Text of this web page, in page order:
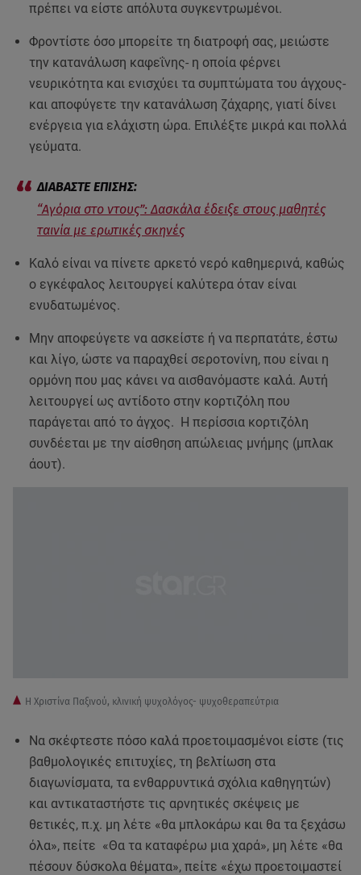
πρέπει να είστε απόλυτα συγκεντρωμένοι.
Φροντίστε όσο μπορείτε τη διατροφή σας, μειώστε
την κατανάλωση καφεΐνης- η οποία φέρνει
νευρικότητα και ενισχύει τα συμπτώματα του άγχους-
και αποφύγετε την κατανάλωση ζάχαρης, γιατί δίνει
ενέργεια για ελάχιστη ώρα. Επιλέξτε μικρά και πολλά
γεύματα.
“Αγόρια στο ντους”: Δασκάλα έδειξε στους μαθητές
ταινία με ερωτικές σκηνές
Καλό είναι να πίνετε αρκετό νερό καθημερινά, καθώς
ο εγκέφαλος λειτουργεί καλύτερα όταν είναι
ενυδατωμένος.
Μην αποφεύγετε να ασκείστε ή να περπατάτε, έστω
και λίγο, ώστε να παραχθεί σεροτονίνη, που είναι η
ορμόνη που μας κάνει να αισθανόμαστε καλά. Αυτή
λειτουργεί ως αντίδοτο στην κορτιζόλη που
παράγεται από το άγχος. Η περίσσια κορτιζόλη
συνδέεται με την αίσθηση απώλειας μνήμης (μπλακ
άουτ).
Η Χριστίνα Παξινoύ, κλινική ψυχολόγος- ψυχοθεραπεύτρια
Να σκέφτεστε πόσο καλά προετοιμασμένοι είστε (τις
βαθμολογικές επιτυχίες, τη βελτίωση στα
διαγωνίσματα, τα ενθαρρυντικά σχόλια καθηγητών)
και αντικαταστήστε τις αρνητικές σκέψεις με
θετικές, π.χ. μη λέτε «θα μπλοκάρω και θα τα ξεχάσω
όλα», πείτε «Θα τα καταφέρω μια χαρά», μη λέτε «θα
πέσουν δύσκολα θέματα», πείτε «έχω προετοιμαστεί